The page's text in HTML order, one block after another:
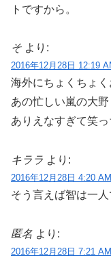
トですから。
そ より:
2016年12月28日 12:19
海外にちょくちょく
あの忙しい嵐の大野
ありえなすぎて笑
キララ より:
2016年12月28日 4:20 AM
そう言えば智は一
匿名 より:
2016年12月28日 7:21 AM